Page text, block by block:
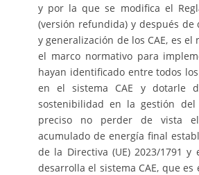
y por la que se modifica el
(versión refundida) y después de
y generalización de los CAE, es
el marco normativo para
hayan identificado entre todos
en el sistema CAE y dotarle
sostenibilidad en la gestión del
preciso no perder de vista
acumulado de energía final
de la Directiva (UE) 2023/1791
desarrolla el sistema CAE, que es